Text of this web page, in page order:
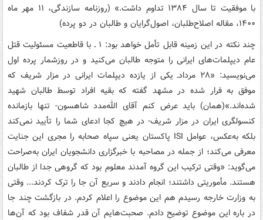
با موفقیت تا سال ۱۳۸۴ تداوم داشت.» (روزنامه سازندگی، ۱۱ مهر ماه
۱۴۰۰، مقاله اصلاح‌طلبان، اصول‌گرایان و طالبان در دو پرده)
چند نکته در این زمینه قابل تأمل خواهد بود: ۱ ـ با قاطعیت مسئولیت قتل
عام دیپلمات‌های ایرانی را متوجه طالبان می‌کنید و در روزشمار پرده اول
می‌نویسید: «۲۸ مردادـ یکی از یازده دیپلمات ایرانی در مزار شریف که
موفق به فرار شده در مشهد گفته که بقیه افراد توسط طالبان شهید
شده‌اند.»(همان) باید عرض کنم آقای الله‌مدد شاهسون- تنها بازمانده
کنسولگری ایران در مزار شریف- در هیچ کجا ادعای شما را تأیید نمی‌کند
بلکه به‌عکس، عوامل ISI پاکستان یعنی سپاه صحابه را مجری این جنایت
معرفی می‌کند؛ از جمله در مصاحبه با خبرگزاری دانشجویان ایران به‌صراحت
می‌گوید: «وقتی ترکیب این گروه آمدند معلوم بود که گروهی جدا از طالبان
هستند. مأموریتی داشتند؛ انجام دادند و سریع آن‌ جا را ترک کردند... وقتی
به وزارت خارجه رسیدم هم این موضوع را اعلام کردم. در بازگشت چند جا
در باره این موضوع توضیح دادم. صحبت‌هایم آن‌ قدر شفاف بود که آن‌ها